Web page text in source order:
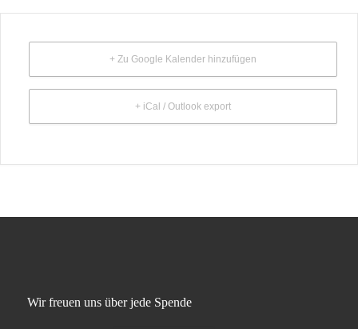
+ Zu Google Kalender hinzufügen
+ iCal / Outlook export
Wir freuen uns über jede Spende